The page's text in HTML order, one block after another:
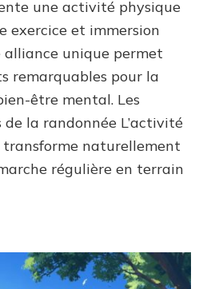
une activité physique
exercice et immersion
unique permet
remarquables pour la
être mental. Les
la randonnée L’activité
naturellement
régulière en terrain